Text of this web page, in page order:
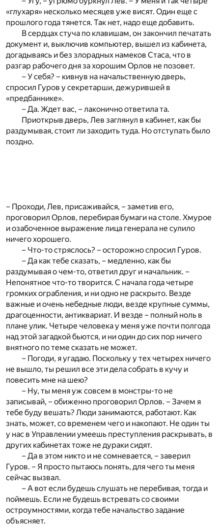
«глухаря» несколько месяцев уже висят. Один еще с
прошлого года тянется. Так нет, надо еще добавить.
В сердцах стуча по клавишам, он закончил печатать
документ и, выключив компьютер, вышел из кабинета,
догадываясь и без злорадных намеков Стаса, что в
разгар рабочего дня за хорошим Орлов не позовет.
– У себя? – кивнув на начальственную дверь,
спросил Гуров у секретарши, дежурившей в
«предбаннике».
– Да. Ждет вас, – лаконично ответила та.
Приоткрыв дверь, Лев заглянул в кабинет, как бы
раздумывая, стоит ли заходить туда. Но отступать было
поздно.
– Проходи, Лев, присаживайся, – заметив его,
проговорил Орлов, перебирая бумаги на столе. Хмурое
и озабоченное выражение лица генерала не сулило
ничего хорошего.
– Что-то стряслось? – осторожно спросил Гуров.
– Да как тебе сказать, – медленно, как бы
раздумывая о чем-то, ответил друг и начальник. –
Непонятное что-то творится. С начала года четыре
громких ограбления, и ни одно не раскрыто. Везде
важные и очень небедные люди, везде крупные суммы,
драгоценности, антиквариат. И везде – полный ноль в
плане улик. Четыре человека у меня уже почти полгода
над этой загадкой бьются, и ни один до сих пор ничего
внятного по теме сказать не может.
– Погоди, я угадаю. Поскольку у тех четырех ничего
не вышло, ты решил все эти дела собрать в кучу и
повесить мне на шею?
– Ну, ты меня уж совсем в монстры-то не
записывай, – обиженно проговорил Орлов. – Зачем я
тебе буду вешать? Люди занимаются, работают. Как
знать, может, со временем чего и накопают. Не один ты
у нас в Управлении умеешь преступления раскрывать, в
других кабинетах тоже не дураки сидят.
– Да в этом никто и не сомневается, – заверил
Гуров. – Я просто пытаюсь понять, для чего ты меня
сейчас вызвал.
– А вот если будешь слушать не перебивая, тогда и
поймешь. Если не будешь встревать со своими
остроумностями, когда тебе начальство задание
объясняет.